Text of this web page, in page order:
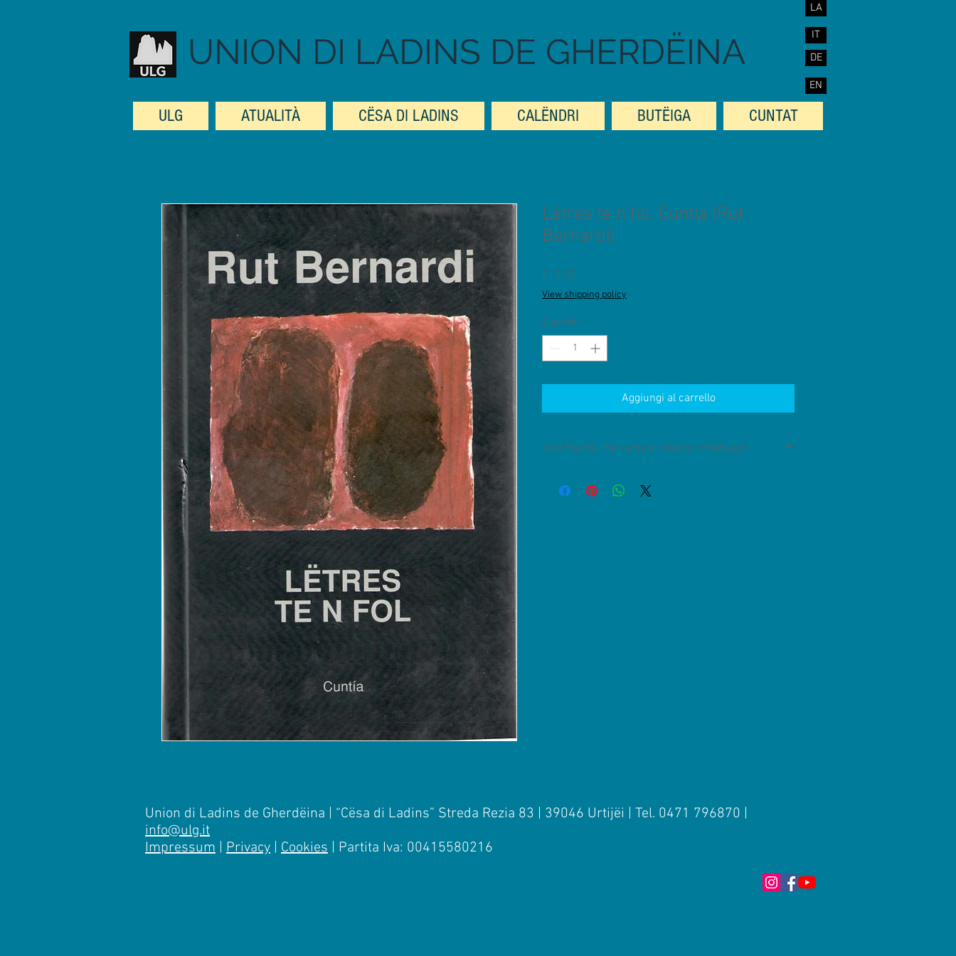
UNION DI LADINS DE GHERDËINA
LA
IT
DE
EN
Lëtres te n fol. Cuntìa (Rut
Bernardi)
€13.00
View shipping policy
Quantità *
Aggiungi al carrello
Solo PayPal. Per carte di credito: info@ulg.it
ULG ATUALITÀ CËSA DI LADINS CALËNDRI BUTËIGA CUNTAT
Union di Ladins de Gherdëina | “Cësa di Ladins” Streda Rezia 83 | 39046 Urtijëi | Tel. 0471 796870 |
info@ulg.it
Impressum | Privacy | Cookies | Partita Iva: 00415580216